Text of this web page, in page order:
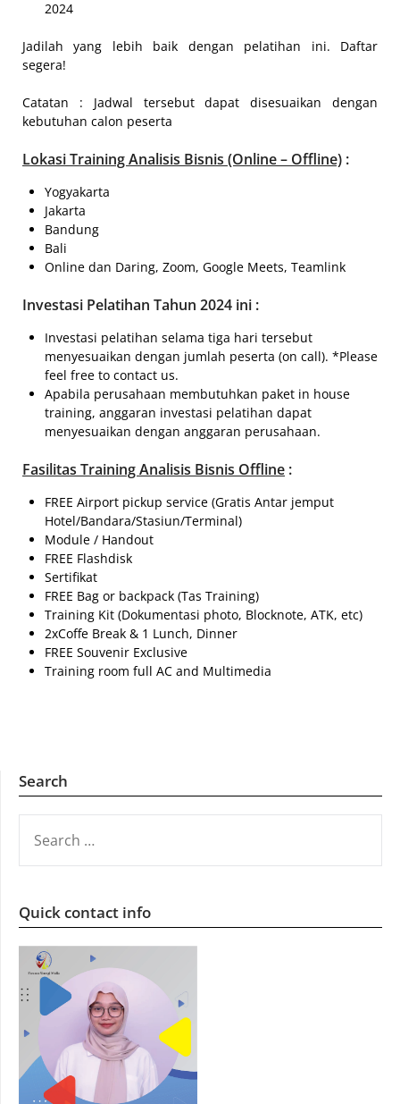
2024
Jadilah yang lebih baik dengan pelatihan ini. Daftar
segera!
Catatan : Jadwal tersebut dapat disesuaikan dengan
kebutuhan calon peserta
LokasiTraining Analisis Bisnis (Online – Offline) :
Yogyakarta
Jakarta
Bandung
Bali
Online dan Daring, Zoom, Google Meets, Teamlink
Investasi Pelatihan Tahun 2024 ini :
Investasi pelatihan selama tiga hari tersebut
menyesuaikan dengan jumlah peserta (on call). *Please
feel free to contact us.
Apabila perusahaan membutuhkan paket in house
training, anggaran investasi pelatihan dapat
menyesuaikan dengan anggaran perusahaan.
Fasilitas Training Analisis Bisnis Offline :
FREE Airport pickup service (Gratis Antar jemput
Hotel/Bandara/Stasiun/Terminal)
Module / Handout
FREE Flashdisk
Sertifikat
FREE Bag or backpack (Tas Training)
Training Kit (Dokumentasi photo, Blocknote, ATK, etc)
2xCoffe Break & 1 Lunch, Dinner
FREE Souvenir Exclusive
Training room full AC and Multimedia
Search
FOR:
Quick contact info